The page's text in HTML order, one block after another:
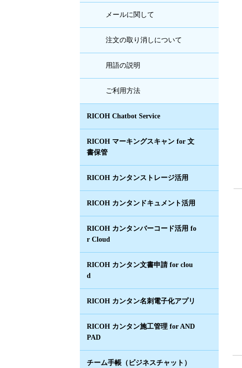
メールに関して
注文の取り消しについて
用語の説明
ご利用方法
RICOH Chatbot Service
RICOH マーキングスキャン for 文
書保管
RICOH カンタンストレージ活用
RICOH カンタンドキュメント活用
RICOH カンタンバーコード活用 fo
r Cloud
RICOH カンタン文書申請 for clou
d
RICOH カンタン名刺電子化アプリ
RICOH カンタン施工管理 for AND
PAD
チーム手帳（ビジネスチャット）